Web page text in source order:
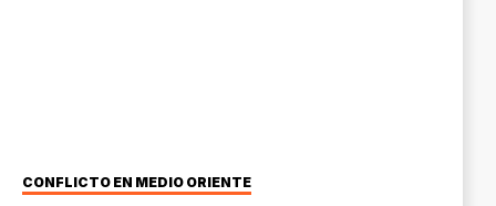
CONFLICTO EN MEDIO ORIENTE